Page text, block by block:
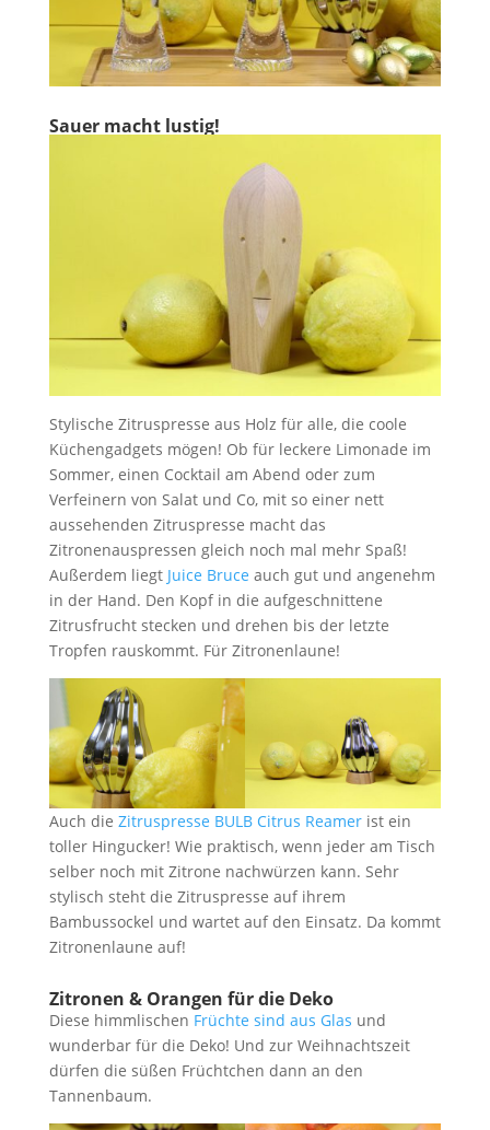
Sauer macht lustig!
Stylische Zitruspresse aus Holz für alle, die coole
Küchengadgets mögen! Ob für leckere Limonade im
Sommer, einen Cocktail am Abend oder zum
Verfeinern von Salat und Co, mit so einer nett
aussehenden Zitruspresse macht das
Zitronenauspressen gleich noch mal mehr Spaß!
Außerdem liegt Juice Bruce auch gut und angenehm
in der Hand. Den Kopf in die aufgeschnittene
Zitrusfrucht stecken und drehen bis der letzte
Tropfen rauskommt. Für Zitronenlaune!
Auch die Zitruspresse BULB Citrus Reamerist ein
toller Hingucker! Wie praktisch, wenn jeder am Tisch
selber noch mit Zitrone nachwürzen kann. Sehr
stylisch steht die Zitruspresse auf ihrem
Bambussockel und wartet auf den Einsatz. Da kommt
Zitronenlaune auf!
Zitronen & Orangen für die Deko
Diese himmlischen Früchte sind aus Glas und
wunderbar für die Deko! Und zur Weihnachtszeit
dürfen die süßen Früchtchen dann an den
Tannenbaum.